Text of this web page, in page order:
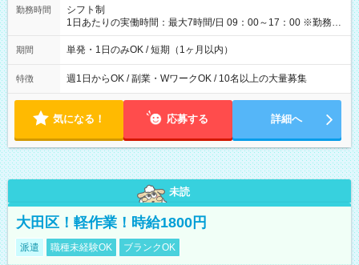
間】試用期間なし
勤務時間
シフト制
1日あたりの実働時間：最大7時間/日 09：00～17：00 ※勤務時
間は 試験により異なります。
期間 単発・1日のみOK / 短期（1ヶ月以内）
特徴 週1日からOK / 副業・WワークOK / 10名以上の大量募集
気になる！ 応募する 詳細へ
未読
大田区！軽作業！時給1800円
派遣 職種未経験OK ブランクOK